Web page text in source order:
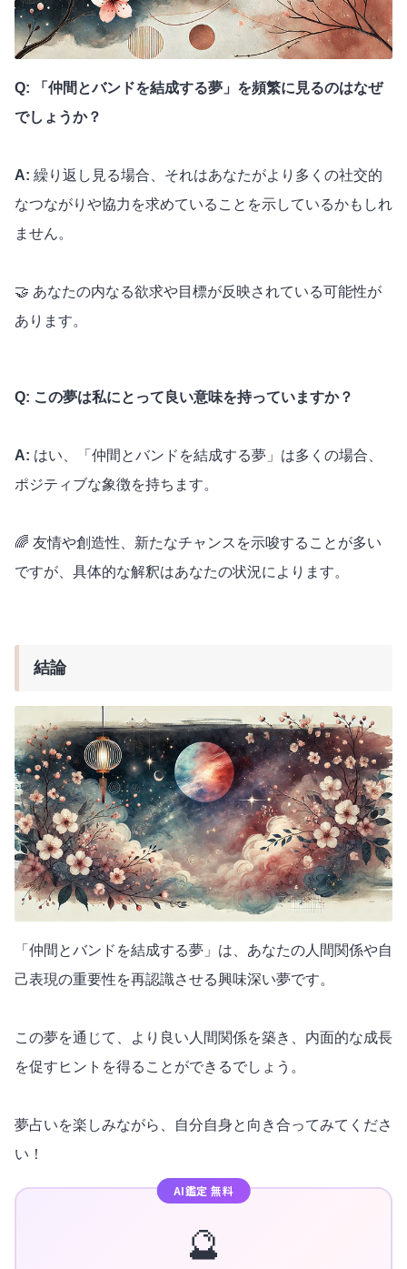
Q: 「仲間とバンドを結成する夢」を頻繁に見るのはなぜ
でしょうか？
A: 繰り返し見る場合、それはあなたがより多くの社交的
なつながりや協力を求めていることを示しているかもしれ
ません。
🤝 あなたの内なる欲求や目標が反映されている可能性が
あります。
Q: この夢は私にとって良い意味を持っていますか？
A: はい、「仲間とバンドを結成する夢」は多くの場合、
ポジティブな象徴を持ちます。
🌈 友情や創造性、新たなチャンスを示唆することが多い
ですが、具体的な解釈はあなたの状況によります。
結論
「仲間とバンドを結成する夢」は、あなたの人間関係や自
己表現の重要性を再認識させる興味深い夢です。
この夢を通じて、より良い人間関係を築き、内面的な成長
を促すヒントを得ることができるでしょう。
夢占いを楽しみながら、自分自身と向き合ってみてくださ
い！
AI鑑定 無料
🔮